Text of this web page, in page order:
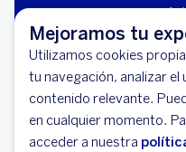
Mejoramos tu
Utilizamos cookies
tu navegación, analizar
contenido relevante.
en cualquier momento.
acceder a nuestra
Cláusulas
Libro de
Banco BBVA
Av. República de